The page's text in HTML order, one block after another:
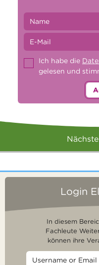
Ich habe die
gelesen und
Login
In diesem
Fachleute
können ihre